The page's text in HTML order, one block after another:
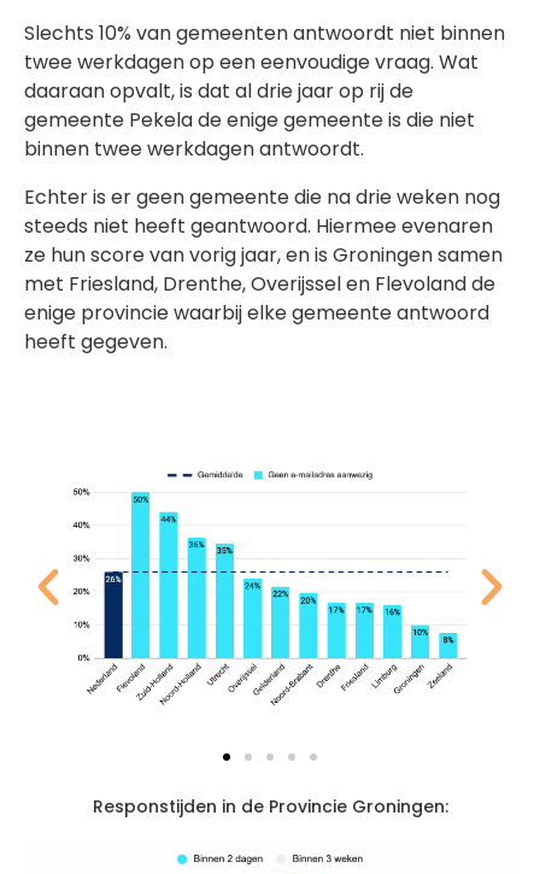
Slechts 10% van gemeenten antwoordt niet binnen
twee werkdagen op een eenvoudige vraag. Wat
daaraan opvalt, is dat al drie jaar op rij de
gemeente Pekela de enige gemeente is die niet
binnen twee werkdagen antwoordt.
Echter is er geen gemeente die na drie weken nog
steeds niet heeft geantwoord. Hiermee evenaren
ze hun score van vorig jaar, en is Groningen samen
met Friesland, Drenthe, Overijssel en Flevoland de
enige provincie waarbij elke gemeente antwoord
heeft gegeven.
Responstijden in de Provincie Groningen: